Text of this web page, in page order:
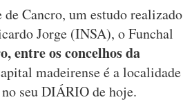
Cancro, um estudo realizado
Jorge (INSA), o Funchal
entre os concelhos da
madeirense é a localidade
seu DIÁRIO de hoje.